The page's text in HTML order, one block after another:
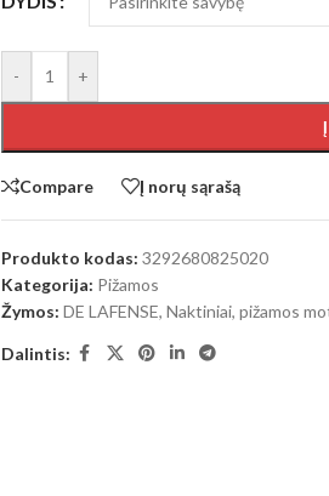
- +
Compare Į norų sąrašą
Produkto kodas: 3292680825020
Kategorija: Pižamos
Žymos: DE LAFENSE, Naktiniai, pižamos
Dalintis: